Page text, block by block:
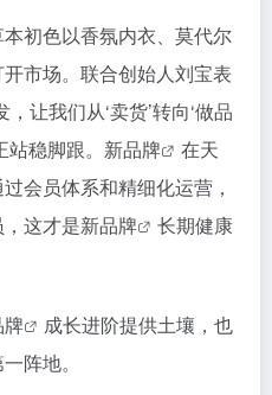
初色以香氛内衣、莫代尔
市场。联合创始人刘宝表
让我们从‘卖货’转向‘做品
稳脚跟。 新品牌
在天
会员体系和精细化运营，
这才是新品牌
长期健康
牌
成长进阶提供土壤，也
阵地。